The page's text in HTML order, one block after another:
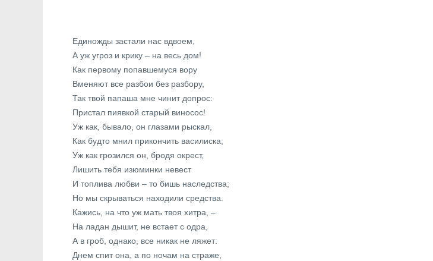
Единожды застали нас вдвоем,
А уж угроз и крику – на весь дом!
Как первому попавшемуся вору
Вменяют все разбои без разбору,
Так твой папаша мне чинит допрос:
Пристал пиявкой старый виносос!
Уж как, бывало, он глазами рыскал,
Как будто мнил прикончить василиска;
Уж как грозился он, бродя окрест,
Лишить тебя изюминки невест
И топлива любви – то бишь наследства;
Но мы скрываться находили средства.
Кажись, на что уж мать твоя хитра, –
На ладан дышит, не встает с одра,
А в гроб, однако, все никак не ляжет:
Днем спит она, а по ночам на страже,